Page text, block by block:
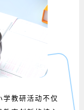
教研活动不仅